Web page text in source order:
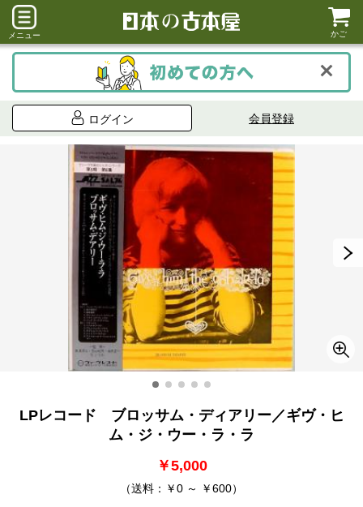
メニュー かご
ログイン 会員登録
LPレコード ブロッサム・ディアリー／ギヴ・ヒ
ム・ジ・ウー・ラ・ラ
￥5,000
（送料：￥0 ～ ￥600）